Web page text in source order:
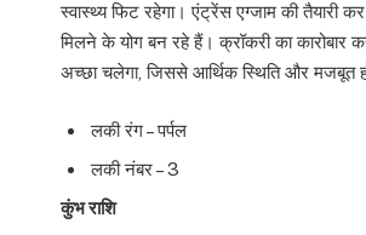
स्वास्थ्य फिट रहेगा। एंट्रेंस एग्जाम की तैयारी
मिलने के योग बन रहे हैं। क्रॉकरी का कारोबार
अच्छा चलेगा, जिससे आर्थिक स्थिति और मजबूत
लकी रंग – पर्पल
लकी नंबर – 3
कुंभ राशि